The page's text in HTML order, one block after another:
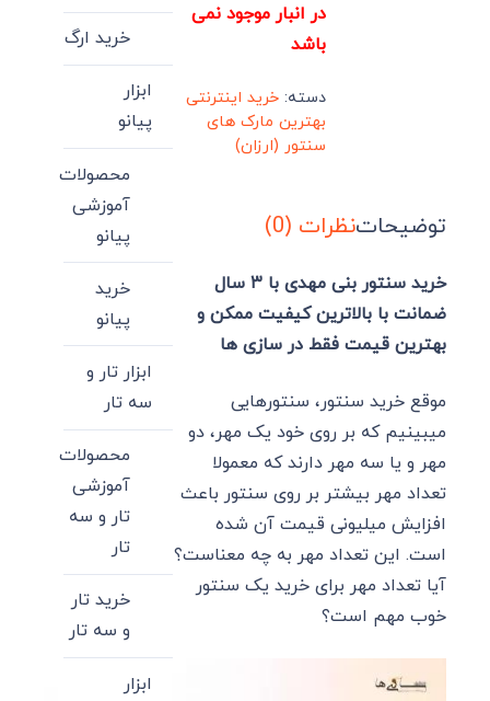
در انبار موجود نمی
باشد
دسته:خرید اینترنتی
بهترین مارک های
سنتور (ارزان)
توضیحاتنظرات (0)
خرید سنتور بنی مهدی با ۳ سال
ضمانت با بالاترین کیفیت ممکن و
بهترین قیمت فقط در سازی ها
موقع خرید سنتور، سنتورهایی
میبینیم که بر روی خود یک مهر، دو
مهر و یا سه مهر دارند که معمولا
تعداد مهر بیشتر بر روی سنتور باعث
افزایش میلیونی قیمت آن شده
است. این تعداد مهر به چه معناست؟
آیا تعداد مهر برای خرید یک سنتور
خوب مهم است؟
خرید ارگ
ابزار
پیانو
محصولات
آموزشی
پیانو
خرید
پیانو
ابزار تار و
سه تار
محصولات
آموزشی
تار و سه
تار
خرید تار
و سه تار
ابزار